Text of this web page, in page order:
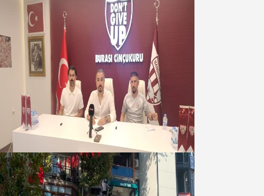
Oğuzbeyi : Transferlerde takımın
geleceğini, kulübün ekonomisini
düşündük